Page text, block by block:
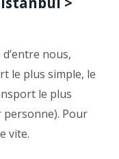
nous,
le plus simple, le
le plus
personne). Pour
vite.